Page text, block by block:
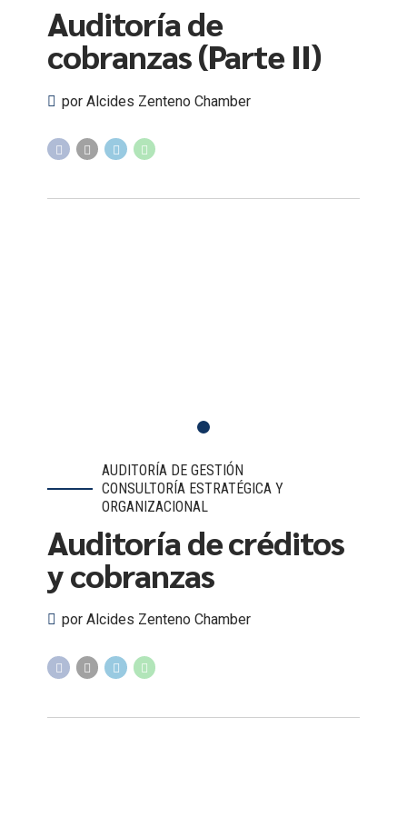
Auditoría de
cobranzas (Parte II)
por Alcides Zenteno Chamber
AUDITORÍA DE GESTIÓN
CONSULTORÍA ESTRATÉGICA Y
ORGANIZACIONAL
Auditoría de créditos
y cobranzas
por Alcides Zenteno Chamber